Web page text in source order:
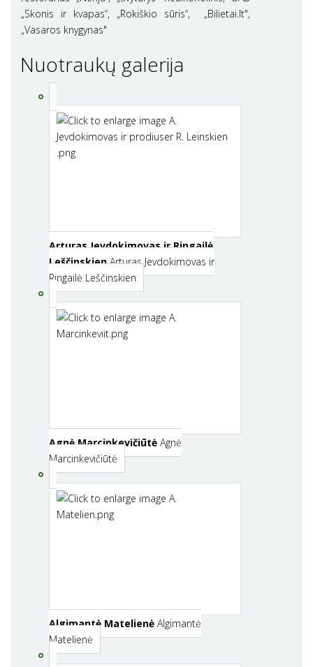
„Skonis ir kvapas“, „Rokiškio sūris“, „Bilietai.lt",
„Vasaros knygynas"
Nuotraukų galerija
Arturas Jevdokimovas ir Ringailė
Leščinskien Arturas Jevdokimovas ir
Ringailė Leščinskien
Agnė Marcinkevičiūtė Agnė
Marcinkevičiūtė
Algimantė Matelienė Algimantė
Matelienė